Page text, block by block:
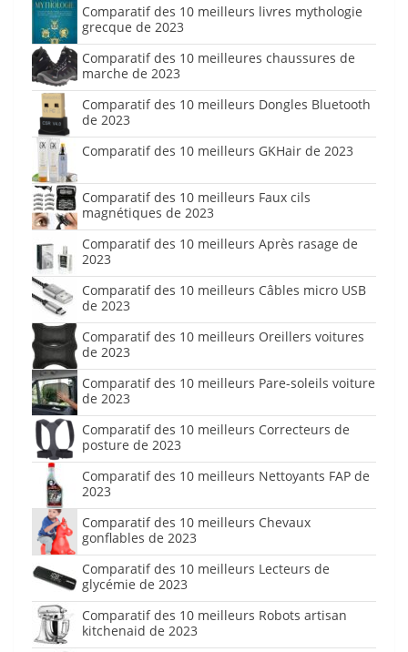
Comparatif des 10 meilleurs livres mythologie
grecque de 2023
Comparatif des 10 meilleures chaussures de
marche de 2023
Comparatif des 10 meilleurs Dongles Bluetooth
de 2023
Comparatif des 10 meilleurs GKHair de 2023
Comparatif des 10 meilleurs Faux cils
magnétiques de 2023
Comparatif des 10 meilleurs Après rasage de
2023
Comparatif des 10 meilleurs Câbles micro USB
de 2023
Comparatif des 10 meilleurs Oreillers voitures
de 2023
Comparatif des 10 meilleurs Pare-soleils voiture
de 2023
Comparatif des 10 meilleurs Correcteurs de
posture de 2023
Comparatif des 10 meilleurs Nettoyants FAP de
2023
Comparatif des 10 meilleurs Chevaux
gonflables de 2023
Comparatif des 10 meilleurs Lecteurs de
glycémie de 2023
Comparatif des 10 meilleurs Robots artisan
kitchenaid de 2023